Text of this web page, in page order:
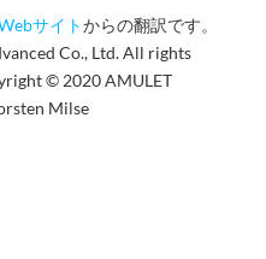
サイトからの翻訳です。
Co., Ltd. All rights
© 2020 AMULET
Milse